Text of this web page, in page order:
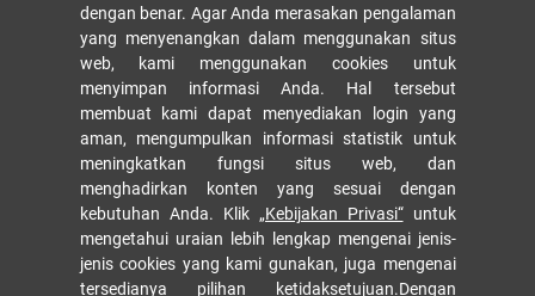
dengan benar. Agar Anda merasakan pengalaman
yang menyenangkan dalam menggunakan situs
web, kami menggunakan cookies untuk
menyimpan informasi Anda. Hal tersebut
membuat kami dapat menyediakan login yang
aman, mengumpulkan informasi statistik untuk
meningkatkan fungsi situs web, dan
menghadirkan konten yang sesuai dengan
kebutuhan Anda. Klik „Kebijakan Privasi“untuk
mengetahui uraian lebih lengkap mengenai jenis-
jenis cookies yang kami gunakan, juga mengenai
tersedianya pilihan ketidaksetujuan.Dengan